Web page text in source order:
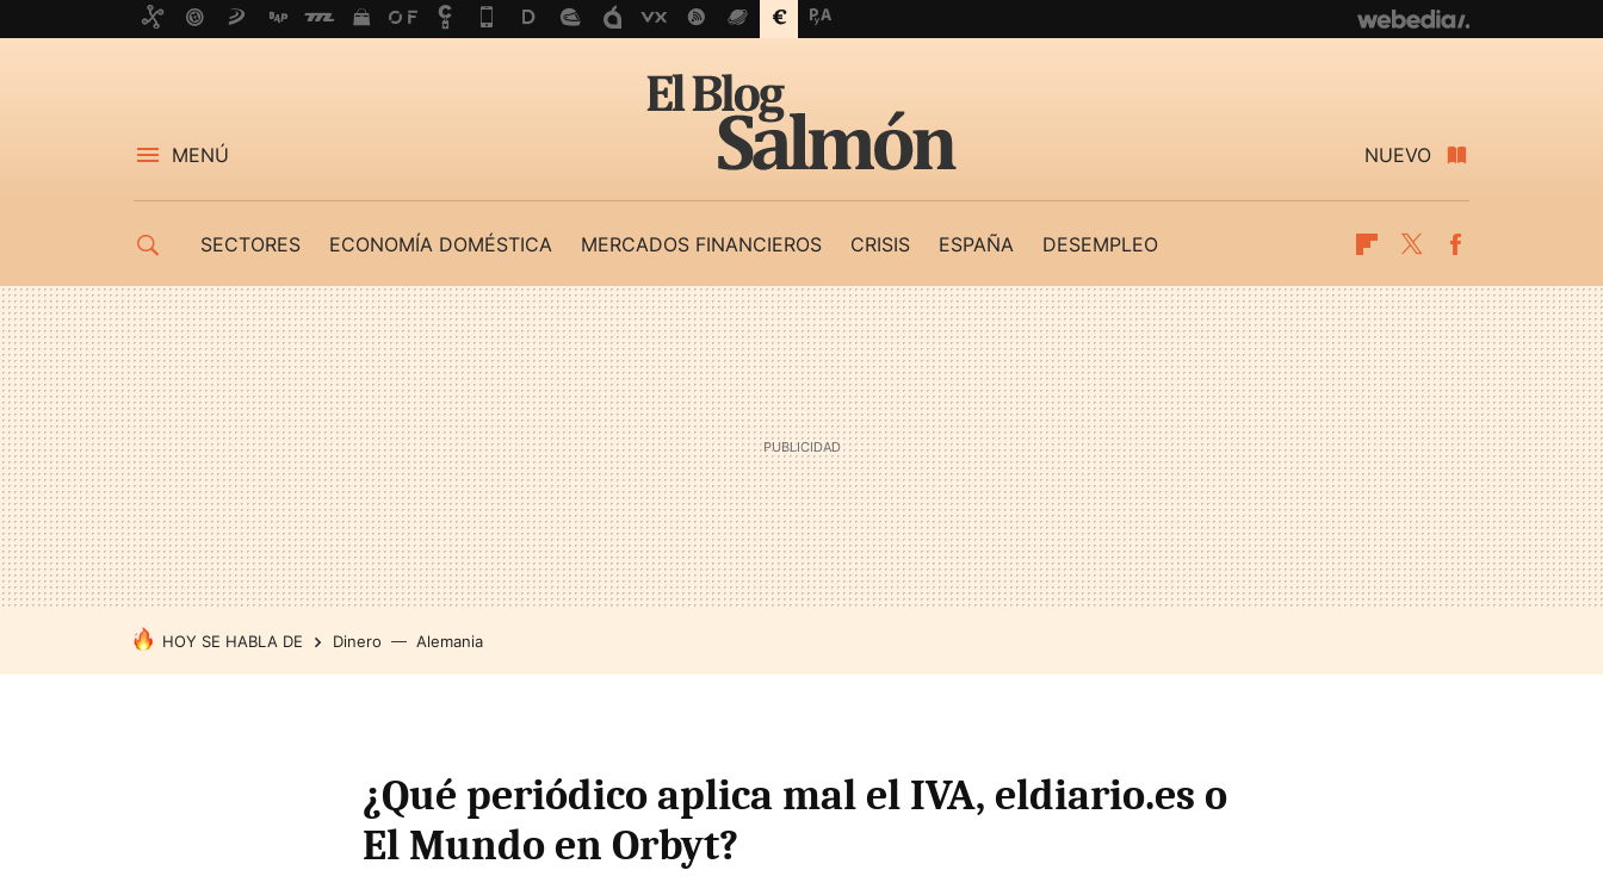
MENÚ NUEVO
SECTORES ECONOMÍA DOMÉSTICA MERCADOS FINANCIEROS CRISIS ESPAÑA DESEMPLEO Flipboard
Twitter
HOY SE HABLA DE Dinero Alemania
¿Qué periódico aplica mal el IVA, eldiario.es o
El Mundo en Orbyt?